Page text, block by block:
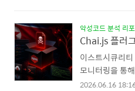
를 준비했으니
량이 크다는 이
내한 점이 특징
하도록 유도하
제어 권한이 공
"세무 위반 및
제출 기한을 압
서비스 링크를
악성코드 분석 리
이스트시큐리
모니터링을 통
s의 플러그인으
2026.06.16